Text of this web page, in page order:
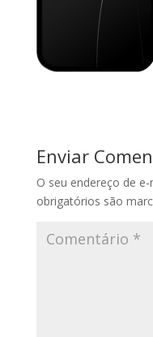
Enviar
O seu endereço de
obrigatórios são